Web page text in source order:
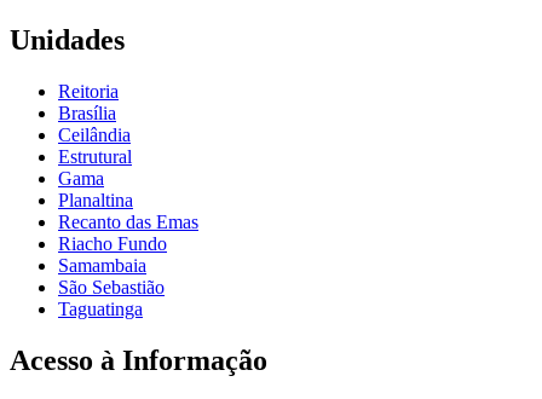
Unidades
Reitoria
Brasília
Ceilândia
Estrutural
Gama
Planaltina
Recanto das Emas
Riacho Fundo
Samambaia
São Sebastião
Taguatinga
Acesso à Informação